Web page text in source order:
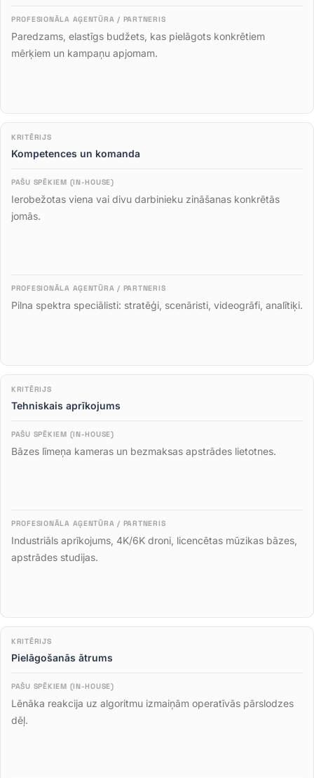
Paredzams, elastīgs budžets, kas pielāgots konkrētiem
mērķiem un kampaņu apjomam.
Kompetences un komanda
Ierobežotas viena vai divu darbinieku zināšanas konkrētās
jomās.
Pilna spektra speciālisti: stratēģi, scenāristi, videogrāfi, analītiķi.
Tehniskais aprīkojums
Bāzes līmeņa kameras un bezmaksas apstrādes lietotnes.
Industriāls aprīkojums, 4K/6K droni, licencētas mūzikas bāzes,
apstrādes studijas.
Pielāgošanās ātrums
Lēnāka reakcija uz algoritmu izmaiņām operatīvās pārslodzes
dēļ.